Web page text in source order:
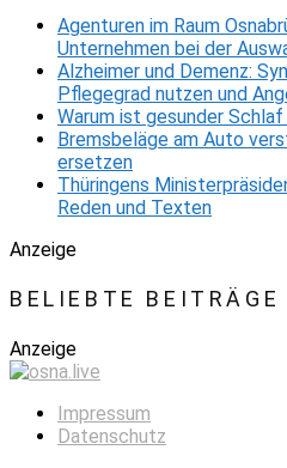
Agenturen im Raum
Unternehmen bei der
Alzheimer und Demenz:
Pflegegrad nutzen und
Warum ist gesunder
Bremsbeläge am Auto
ersetzen
Thüringens
Reden und Texten
Anzeige
BELIEBTE BEITRÄGE
Anzeige
Impressum
Datenschutz